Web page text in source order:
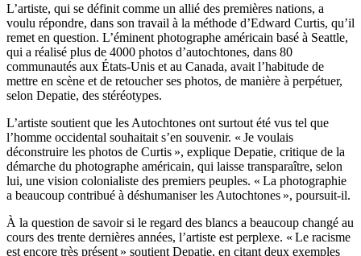
L’artiste, qui se définit comme un allié des premières nations, a
voulu répondre, dans son travail à la méthode d’Edward Curtis, qu’il
remet en question. L’éminent photographe américain basé à Seattle,
qui a réalisé plus de 4000 photos d’autochtones, dans 80
communautés aux États-Unis et au Canada, avait l’habitude de
mettre en scène et de retoucher ses photos, de manière à perpétuer,
selon Depatie, des stéréotypes.
L’artiste soutient que les Autochtones ont surtout été vus tel que
l’homme occidental souhaitait s’en souvenir. « Je voulais
déconstruire les photos de Curtis », explique Depatie, critique de la
démarche du photographe américain, qui laisse transparaître, selon
lui, une vision colonialiste des premiers peuples. « La photographie
a beaucoup contribué à déshumaniser les Autochtones », poursuit-il.
À la question de savoir si le regard des blancs a beaucoup changé au
cours des trente dernières années, l’artiste est perplexe. « Le racisme
est encore très présent » soutient Depatie, en citant deux exemples